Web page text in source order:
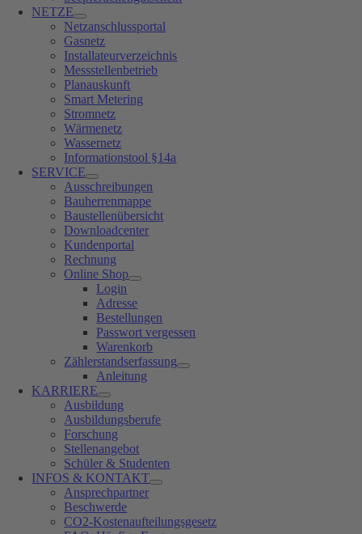
NETZE
Netzanschlussportal
Gasnetz
Installateurverzeichnis
Messstellenbetrieb
Planauskunft
Smart Metering
Stromnetz
Wärmenetz
Wassernetz
Informationstool §14a
SERVICE
Ausschreibungen
Bauherrenmappe
Baustellenübersicht
Downloadcenter
Kundenportal
Rechnung
Online Shop
Login
Adresse
Bestellungen
Passwort vergessen
Warenkorb
Zählerstandserfassung
Anleitung
KARRIERE
Ausbildung
Ausbildungsberufe
Forschung
Stellenangebot
Schüler & Studenten
INFOS & KONTAKT
Ansprechpartner
Beschwerde
CO2-Kostenaufteilungsgesetz